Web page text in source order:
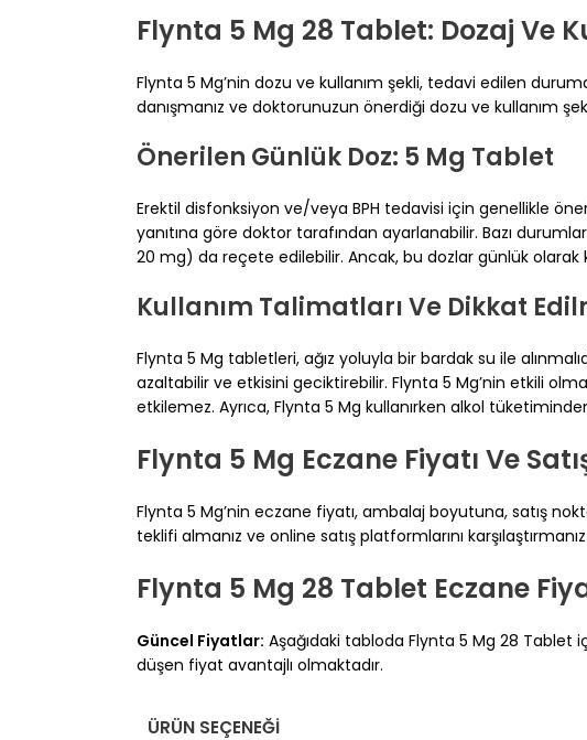
Flynta 5 Mg 28 Tablet: Dozaj Ve
Flynta 5 Mg’nin dozu ve kullanım şekli, tedavi edilen
danışmanız ve doktorunuzun önerdiği dozu ve kullanım
Önerilen Günlük Doz: 5 Mg Tablet
Erektil disfonksiyon ve/veya BPH tedavisi için genellikle
yanıtına göre doktor tarafından ayarlanabilir. Bazı
20 mg) da reçete edilebilir. Ancak, bu dozlar günlük olarak
Kullanım Talimatları Ve Dikkat
Flynta 5 Mg tabletleri, ağız yoluyla bir bardak su ile
azaltabilir ve etkisini geciktirebilir. Flynta 5 Mg’nin etkili
etkilemez. Ayrıca, Flynta 5 Mg kullanırken alkol
Flynta 5 Mg Eczane Fiyatı Ve
Flynta 5 Mg’nin eczane fiyatı, ambalaj boyutuna, satış
teklifi almanız ve online satış platformlarını
Flynta 5 Mg 28 Tablet Eczane
Güncel Fiyatlar: Aşağıdaki tabloda Flynta 5 Mg 28 Tablet
düşen fiyat avantajlı olmaktadır.
ÜRÜN SEÇENEĞI